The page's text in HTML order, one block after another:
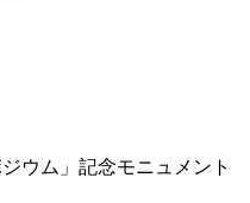
ウム」記念モニュメント